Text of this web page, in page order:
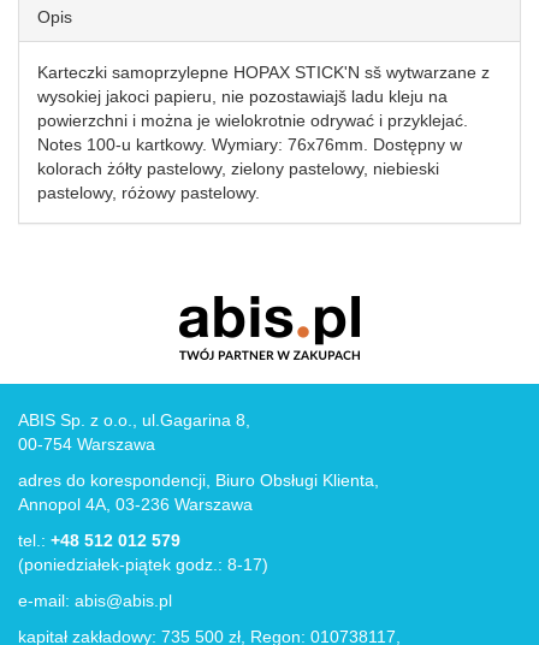
Opis
Karteczki samoprzylepne HOPAX STICK'N sš wytwarzane z
wysokiej jakoci papieru, nie pozostawiajš ladu kleju na
powierzchni i można je wielokrotnie odrywać i przyklejać.
Notes 100-u kartkowy. Wymiary: 76x76mm. Dostępny w
kolorach żółty pastelowy, zielony pastelowy, niebieski
pastelowy, różowy pastelowy.
ABIS Sp. z o.o., ul.Gagarina 8,
00-754 Warszawa
adres do korespondencji, Biuro Obsługi Klienta,
Annopol 4A, 03-236 Warszawa
tel.: +48 512 012 579
(poniedziałek-piątek godz.: 8-17)
e-mail: abis@abis.pl
kapitał zakładowy: 735 500 zł, Regon: 010738117,